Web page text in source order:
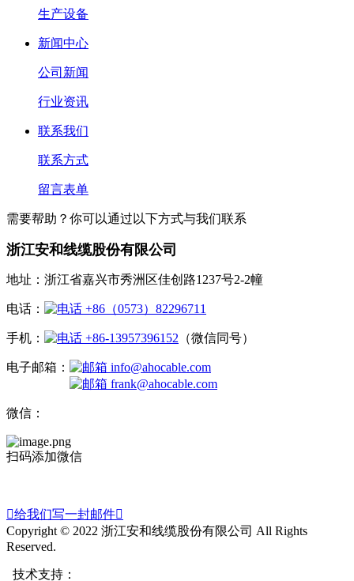
生产设备
新闻中心
公司新闻
行业资讯
联系我们
联系方式
留言表单
需要帮助？你可以通过以下方式与我们联系
浙江安和线缆股份有限公司
地址：浙江省嘉兴市秀洲区佳创路1237号2-2幢
电话： +86（0573）82296711
手机： +86-13957396152 （微信同号）
电子邮箱：
info@ahocable.com
frank@ahocable.com
微信：
扫码添加微信
给我们写一封邮件
Copyright © 2022 浙江安和线缆股份有限公司 All Rights
Reserved.
技术支持：